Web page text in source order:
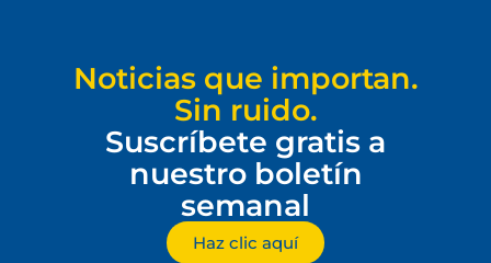
Noticias que importan.
Sin ruido.
Suscríbete gratis a
nuestro boletín
semanal
Haz clic aquí